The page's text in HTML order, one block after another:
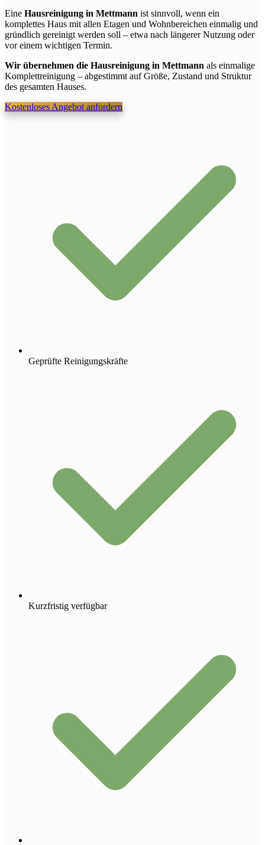
Eine Hausreinigung in Mettmann ist sinnvoll, wenn ein
komplettes Haus mit allen Etagen und Wohnbereichen einmalig und
gründlich gereinigt werden soll – etwa nach längerer Nutzung oder
vor einem wichtigen Termin.
Wir übernehmen die Hausreinigung in Mettmann als einmalige
Komplettreinigung – abgestimmt auf Größe, Zustand und Struktur
des gesamten Hauses.
Kostenloses Angebot anfordern
Geprüfte Reinigungskräfte
Kurzfristig verfügbar